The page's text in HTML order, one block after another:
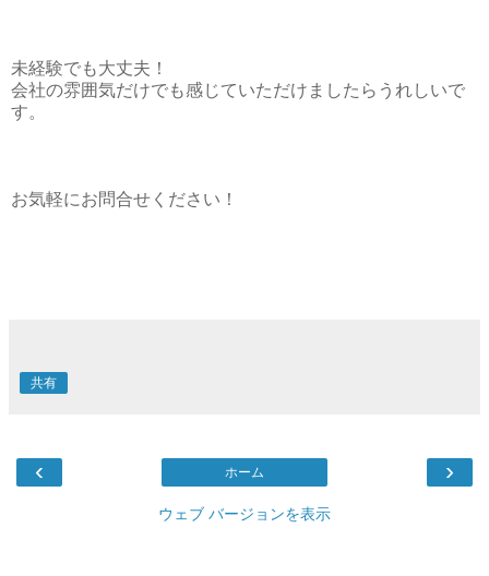
未経験でも大丈夫！
会社の雰囲気だけでも感じていただけましたらうれしいで
す。
お気軽にお問合せください！
共有
‹ ›
ホーム
ウェブ バージョンを表示